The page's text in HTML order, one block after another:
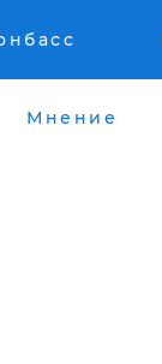
Мнение